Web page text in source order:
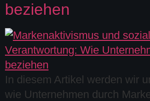
beziehen
In diesem Artikel werden wir
wie Unternehmen durch